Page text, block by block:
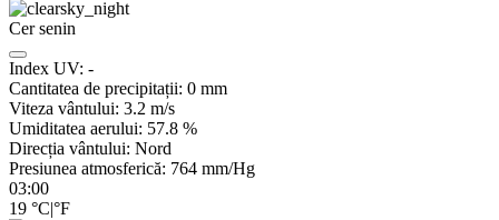
Cer senin
Index UV: -
Cantitatea de precipitații: 0 mm
Viteza vântului: 3.2 m/s
Umiditatea aerului: 57.8 %
Direcția vântului: Nord
Presiunea atmosferică: 764 mm/Hg
03:00
19 °C|°F